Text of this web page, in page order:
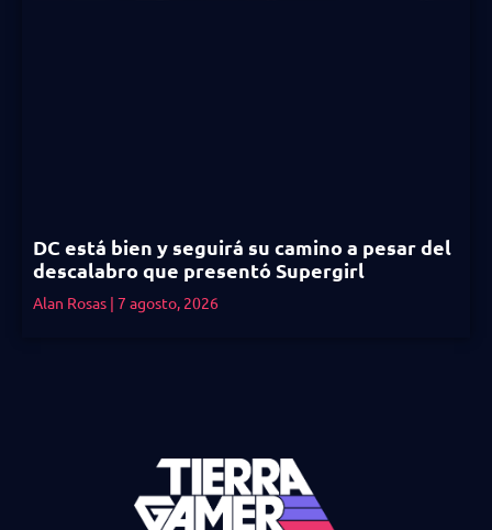
DC está bien y seguirá su camino a pesar del
descalabro que presentó Supergirl
Alan Rosas 7 agosto, 2026